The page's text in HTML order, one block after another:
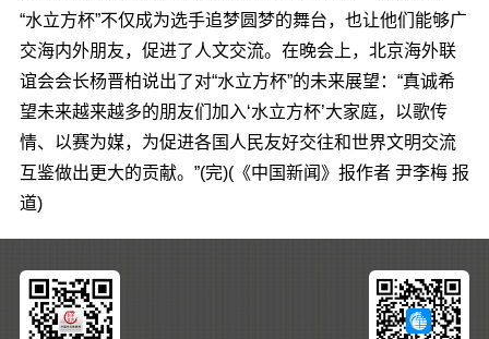
“水立方杯”不仅成为选手追梦圆梦的舞台，也让他们能够广
交海内外朋友，促进了人文交流。在晚会上，北京海外联
谊会会长杨晋柏说出了对“水立方杯”的未来展望：“真诚希
望未来越来越多的朋友们加入‘水立方杯’大家庭，以歌传
情、以赛为媒，为促进各国人民友好交往和世界文明交流
互鉴做出更大的贡献。”(完)(《中国新闻》报作者 尹李梅 报
道)